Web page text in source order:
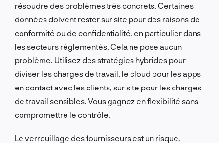
résoudre des problèmes très concrets. Certaines
données doivent rester sur site pour des raisons de
conformité ou de confidentialité, en particulier dans
les secteurs réglementés. Cela ne pose aucun
problème. Utilisez des stratégies hybrides pour
diviser les charges de travail, le cloud pour les apps
en contact avec les clients, sur site pour les charges
de travail sensibles. Vous gagnez en flexibilité sans
compromettre le contrôle.
Le verrouillage des fournisseurs est un risque.